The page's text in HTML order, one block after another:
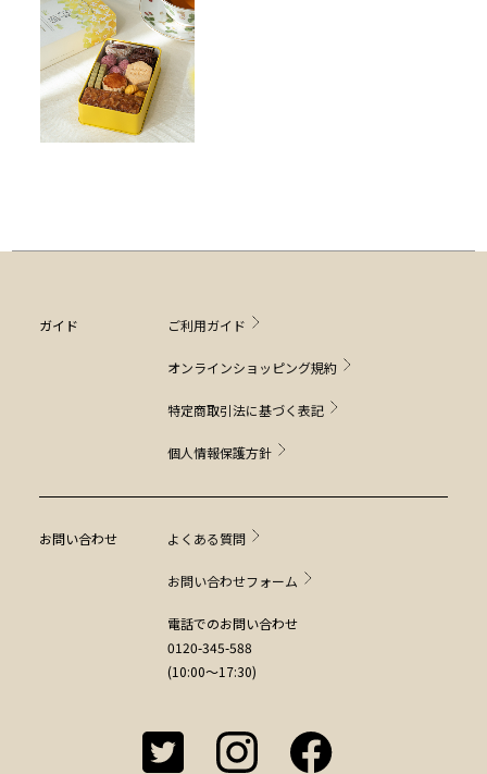
ガイド ご利用ガイド
オンラインショッピング規約
特定商取引法に基づく表記
個人情報保護方針
お問い合わせ よくある質問
お問い合わせフォーム
電話でのお問い合わせ
0120-345-588
(10:00～17:30)